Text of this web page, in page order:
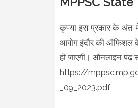
कृपया इस प्रकार के अंत
आयोग इंदौर की ऑफिशल
हो जाएगी। ऑनलाइन पढ़
https://
_09_2023.pdf